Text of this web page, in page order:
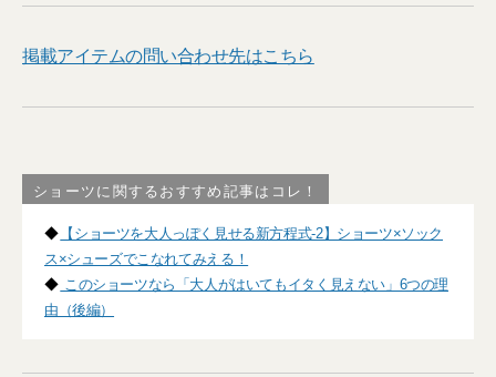
掲載アイテムの問い合わせ先はこちら
ショーツに関するおすすめ記事はコレ！
◆ 【ショーツを大人っぽく見せる新方程式-2】ショーツ×ソック
ス×シューズでこなれてみえる！
◆ このショーツなら「大人がはいてもイタく見えない」6つの理
由（後編）